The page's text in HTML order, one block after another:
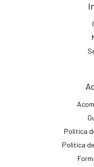
Política
Política